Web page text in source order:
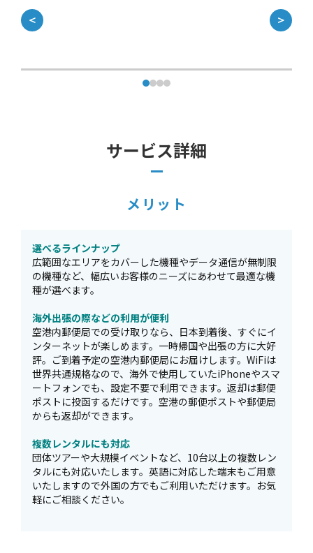
＜ ＞
サービス詳細
メリット
選べるラインナップ
広範囲なエリアをカバーした機種やデータ通信が無制限
の機種など、幅広いお客様のニーズにあわせて最適な機
種が選べます。
海外出張の際などの利用が便利
空港内郵便局での受け取りなら、日本到着後、すぐにイ
ンターネットが楽しめます。一時帰国や出張の方に大好
評。ご到着予定の空港内郵便局にお届けします。WiFiは
世界共通規格なので、海外で使用していたiPhoneやスマ
ートフォンでも、設定不要で利用できます。返却は郵便
ポストに投函するだけです。空港の郵便ポストや郵便局
からも返却ができます。
複数レンタルにも対応
団体ツアーや大規模イベントなど、10台以上の複数レン
タルにも対応いたします。英語に対応した端末もご用意
いたしますので外国の方でもご利用いただけます。お気
軽にご相談ください。